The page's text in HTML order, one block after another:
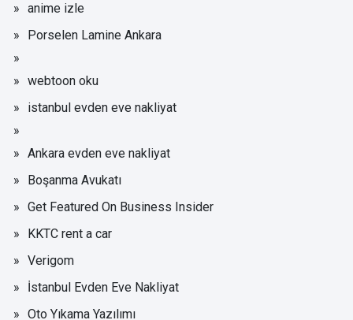
anime izle
Porselen Lamine Ankara
webtoon oku
istanbul evden eve nakliyat
Ankara evden eve nakliyat
Boşanma Avukatı
Get Featured On Business Insider
KKTC rent a car
Verigom
İstanbul Evden Eve Nakliyat
Oto Yıkama Yazılımı